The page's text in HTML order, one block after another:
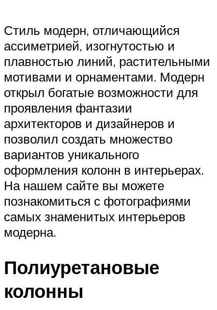
Стиль модерн, отличающийся
ассиметрией, изогнутостью и
плавностью линий, растительными
мотивами и орнаментами. Модерн
открыл богатые возможности для
проявления фантазии
архитекторов и дизайнеров и
позволил создать множество
вариантов уникального
оформления колонн в интерьерах.
На нашем сайте вы можете
познакомиться с фотографиями
самых знаменитых интерьеров
модерна.
Полиуретановые
колонны